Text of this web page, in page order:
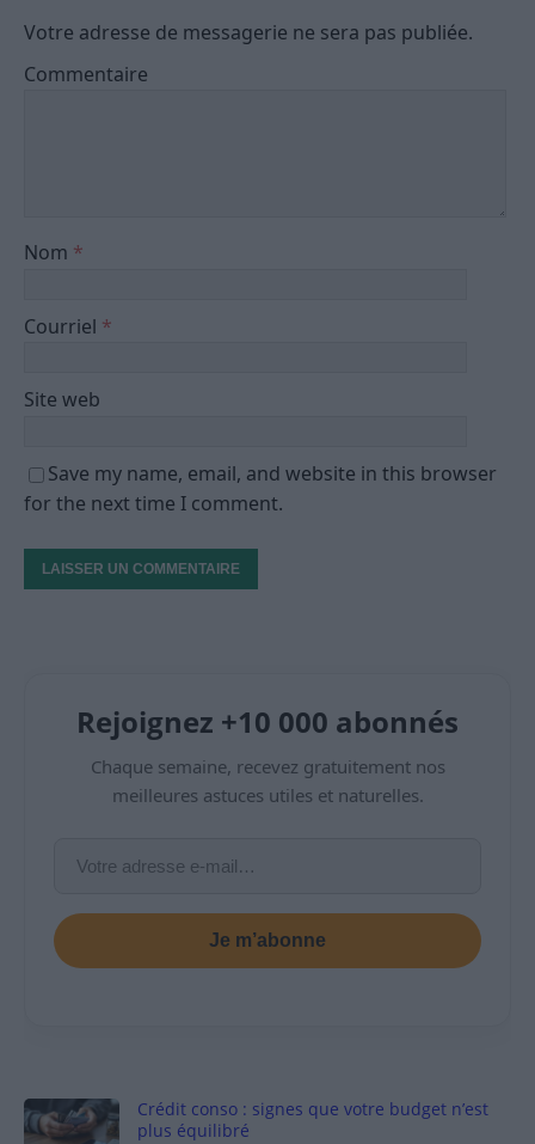
Votre adresse de messagerie ne sera pas publiée.
Commentaire
Nom *
Courriel *
Site web
Save my name, email, and website in this browser
for the next time I comment.
Rejoignez +10 000 abonnés
Chaque semaine, recevez gratuitement nos
meilleures astuces utiles et naturelles.
Je m’abonne
Crédit conso : signes que votre budget n’est
plus équilibré